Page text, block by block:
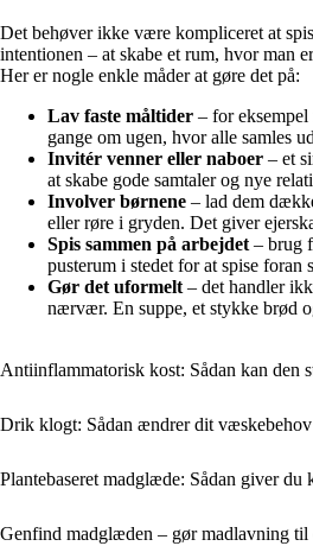
Det behøver ikke være kompliceret at
intentionen – at skabe et rum, hvor man
Her er nogle enkle måder at gøre det på:
Lav faste måltider – for
gange om ugen, hvor alle samles
Invitér venner eller naboer – et
at skabe gode samtaler og nye
Involver børnene – lad dem
eller røre i gryden. Det giver
Spis sammen på arbejdet – brug
pusterum i stedet for at spise foran
Gør det uformelt – det handler
nærvær. En suppe, et stykke brød
Antiinflammatorisk kost: Sådan kan den
Drik klogt: Sådan ændrer dit væskebehov
Plantebaseret madglæde: Sådan giver du
Genfind madglæden – gør madlavning til